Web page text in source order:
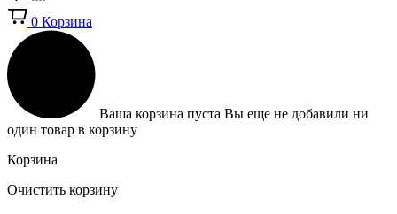
0 Корзина
Ваша корзина пуста Вы еще не добавили ни
один товар в корзину
Корзина
Очистить корзину